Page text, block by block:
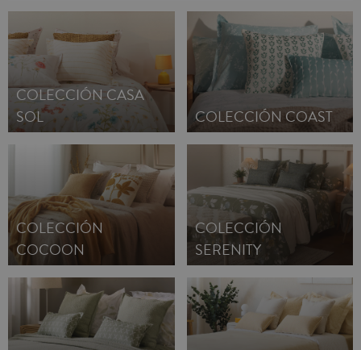
COLECCIÓN CASA
SOL
COLECCIÓN COAST
COLECCIÓN
COCOON
COLECCIÓN
SERENITY